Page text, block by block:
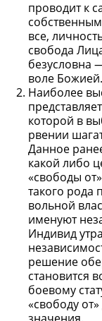
проводит к
все,
свобода
безусловна
воле Божией.
Наиболее
которой в
рвении
Данное
какой либо
«свободы
такого рода
вольной
именуют
Индивид
решение
становится
боевому
«свободу